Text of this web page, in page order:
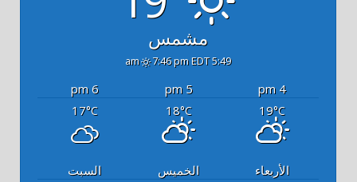
مشمس
5:49 am
7:46 pm EDT
4 pm
5 pm
6 pm
19°C
18°C
17°C
الأربعاء الخميس
السبت